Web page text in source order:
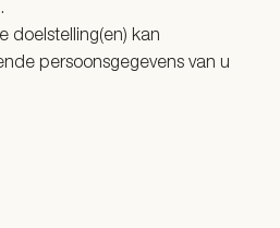
doelstelling(en) kan
persoonsgegevens van u